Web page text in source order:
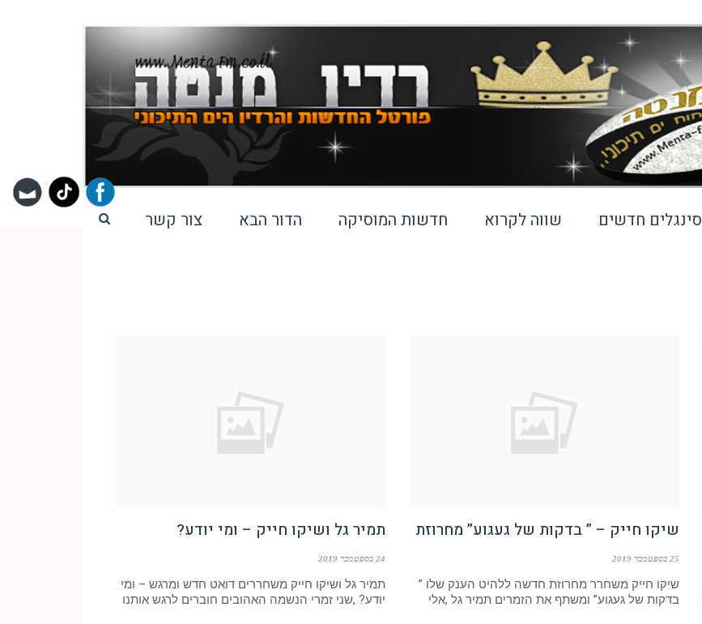
סינגלים חדשים שווה לקרוא חדשות המוסיקה הדור הבא צור קשר
שיקו חייק – ” בדקות של געגוע” מחרוזת
25 בספטמבר 2019
שיקו חייק משחרר מחרוזת חדשה ללהיט הענק שלו ”
בדקות של געגוע” ומשתף את הזמרים תמיר גל ,אלי
תמיר גל ושיקו חייק – ומי יודע?
24 בספטמבר 2019
תמיר גל ושיקו חייק משחררים דואט חדש ומרגש – ומי
יודע? ,שני זמרי הנשמה האהובים חוברים לרגש אותנו